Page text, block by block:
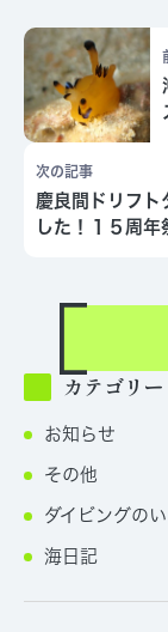
次の記事
慶良間ドリフト
した！１５周年
カテゴリー
お知らせ
その他
ダイビングの
海日記